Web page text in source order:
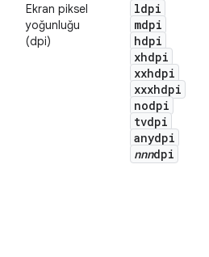
Ekran piksel
yoğunluğu
(dpi)
ldpi
mdpi
hdpi
xhdpi
xxhdpi
xxxhdpi
nodpi
tvdpi
anydpi
nnndpi